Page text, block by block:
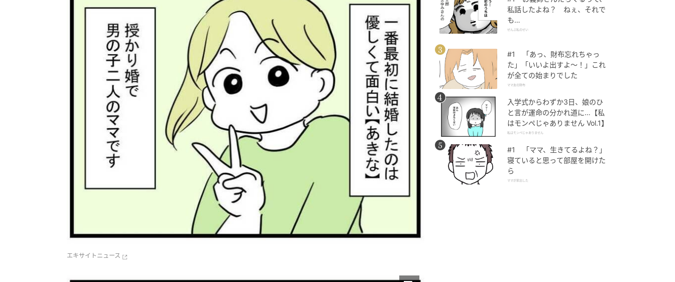
エキサイトニュース
私話したよね？ ねぇ、それで
も…
ぜんぶ私のせい
#1 「あっ、財布忘れちゃっ
た」「いいよ出すよ〜！」これ
が全ての始まりでした
ママ友の財布
入学式からわずか3日、娘のひ
と言が運命の分かれ道に…【私
はモンペじゃありません Vol.1】
私はモンペじゃありません
#1 「ママ、生きてるよね？」
寝ていると思って部屋を開けた
ら
ママが家出した